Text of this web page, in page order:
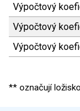
Výpočtový
Výpočtový
Výpočtový
** označují